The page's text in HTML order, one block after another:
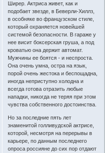
Ширер. Актриса живет, как и
подобает звезде, в Беверли-Хиллз,
в особняке во французском стиле,
который охраняется новейшей
системой безопасности. В гараже у
нее висит боксерская груша, а под
кроватью она держит автомат.
Мужчины ее боятся - и неспроста.
Она очень умна, остра на язык,
порой очень жестока и беспощадна,
иногда неприступно холодна и
всегда готова отразить любые
нападки, никогда не теряя при этом
чувства собственного достоинства.
Но за последние пять лет
знаменитой голливудской актрисе,
которой, несмотря на перерывы в
карьере, по данным последнего
опроса россияне до сих пор отдают